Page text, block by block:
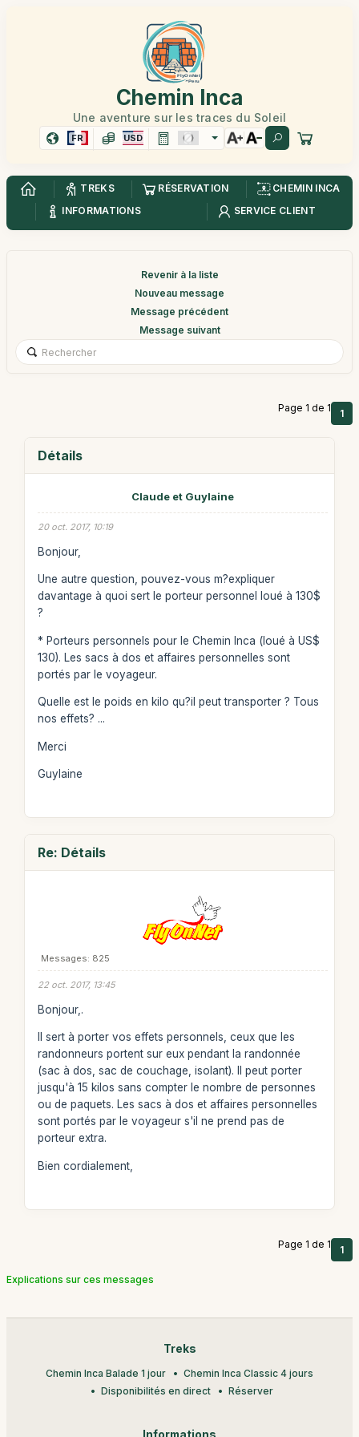
Chemin Inca
Une aventure sur les traces du Soleil
FR USD
TREKS RÉSERVATION
CHEMIN INCA
INFORMATIONS
SERVICE CLIENT
Revenir à la liste
Nouveau message
Message précédent
Message suivant
Page 1 de 1 1
Détails
Claude et Guylaine
20 oct. 2017, 10:19
Bonjour,
Une autre question, pouvez-vous m?expliquer
davantage à quoi sert le porteur personnel loué à 130$
?
* Porteurs personnels pour le Chemin Inca (loué à US$
130). Les sacs à dos et affaires personnelles sont
portés par le voyageur.
Quelle est le poids en kilo qu?il peut transporter ? Tous
nos effets? ...
Merci
Guylaine
Re: Détails
Messages: 825
22 oct. 2017, 13:45
Bonjour,.
Il sert à porter vos effets personnels, ceux que les
randonneurs portent sur eux pendant la randonnée
(sac à dos, sac de couchage, isolant). Il peut porter
jusqu'à 15 kilos sans compter le nombre de personnes
ou de paquets. Les sacs à dos et affaires personnelles
sont portés par le voyageur s'il ne prend pas de
porteur extra.
Bien cordialement,
Page 1 de 1 1
Explications sur ces messages
Treks
Chemin Inca Balade 1 jour
Chemin Inca Classic 4 jours
Disponibilités en direct
Réserver
Informations